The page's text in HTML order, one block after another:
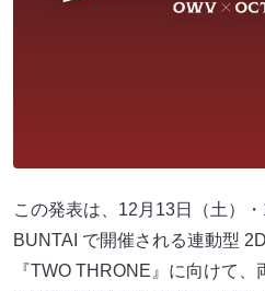
この発表は、12月13日（土）
BUNTAI で開催される連動型
『TWO THRONE』に向けて